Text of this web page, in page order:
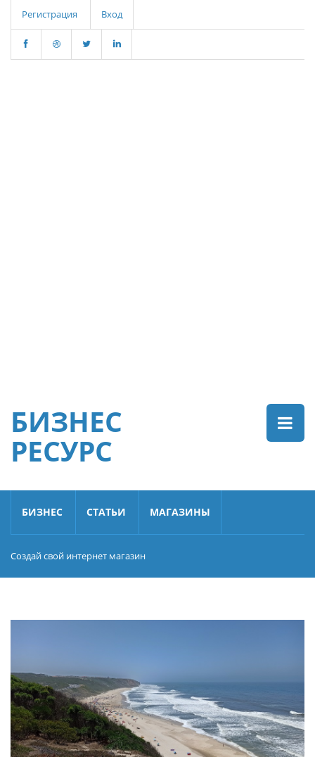
Регистрация Вход
БИЗНЕС
РЕСУРС
БИЗНЕС СТАТЬИ МАГАЗИНЫ
Создай свой интернет магазин